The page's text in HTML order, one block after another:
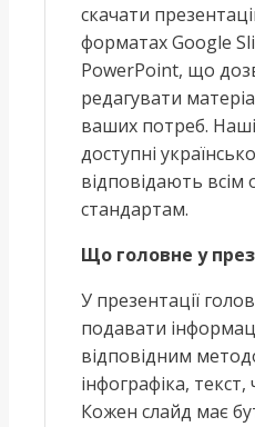
скачати
форматах Google
PowerPoint, що
редагувати
ваших потреб. Наші
доступні
відповідають всім
стандартам.
Що головне у
У презентації
подавати
відповідним
інфографіка, текст,
Кожен слайд має